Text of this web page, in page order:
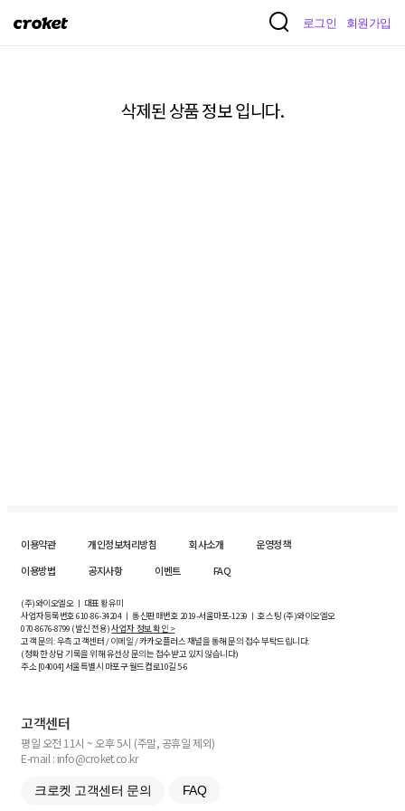
크
로그인 회원가입
삭제된 상품 정보 입니다.
이용약관 개인정보처리방침 회사소개
운영정책
이용방법
공지사항 이벤트 FAQ
(주)와이오엘오 ㅣ 대표 황유미
사업자등록번호610-86-34204ㅣ 통신판매번호 2019-서울마포-1239 ㅣ 호스팅 (주)와이오엘오
070-8676-8799 (발신 전용)사업자 정보 확인 >
고객 문의: 우측 고객센터 / 이메일 / 카카오플러스 채널을 통해 문의 접수 부탁드립니다.
(정확한 상담 기록을 위해 유선상 문의는 접수받고 있지 않습니다)
주소 [04004] 서울특별시 마포구 월드컵로10길5-6
고객센터
평일 오전 11시 ~ 오후 5시 (주말, 공휴일 제외)
E-mail : info@croket.co.kr
크로켓 고객센터 문의 FAQ